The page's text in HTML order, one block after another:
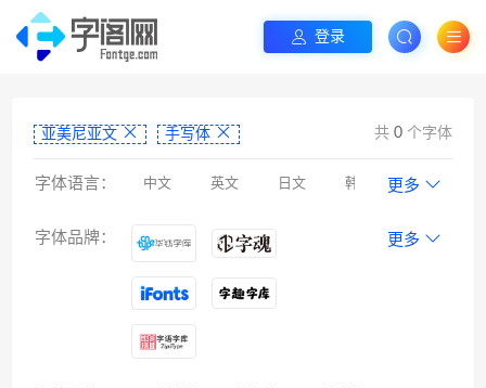
登录
亚美尼亚文 手写体 共 0 个字体
字体语言： 中文 英文 日文 韩文
罗马尼亚文 彝文
更多
字体品牌： 更多